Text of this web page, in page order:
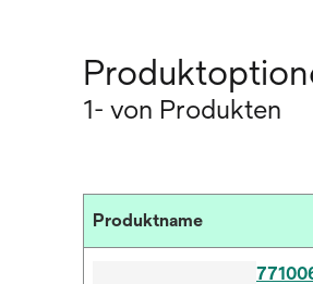
1- von Produkten
Produktname